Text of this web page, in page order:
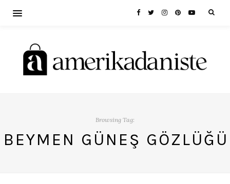
Browsing Tag:
BEYMEN GÜNEŞ GÖZLÜĞÜ